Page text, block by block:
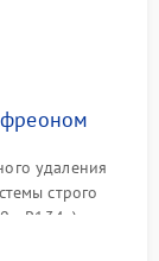
удаления
строго
R134a) по
в системе.